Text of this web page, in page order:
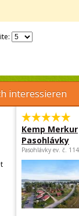
interessieren
Kemp Merkur
Pasohlávky
Pasohlávky ev. č.